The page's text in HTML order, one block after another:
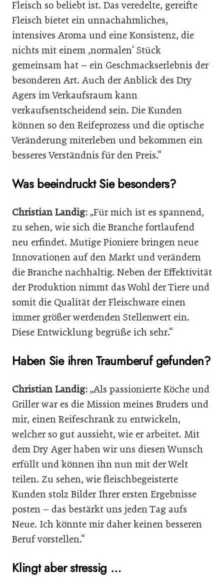
Fleisch so beliebt ist. Das veredelte, gereifte
Fleisch bietet ein unnachahmliches,
intensives Aroma und eine Konsistenz, die
nichts mit einem ,normalen‘ Stück
gemeinsam hat – ein Geschmackserlebnis der
besonderen Art. Auch der Anblick des Dry
Agers im Verkaufsraum kann
verkaufsentscheidend sein. Die Kunden
können so den Reifeprozess und die optische
Veränderung miterleben und bekommen ein
besseres Verständnis für den Preis.“
Was beeindruckt Sie besonders?
Christian Landig: „Für mich ist es spannend,
zu sehen, wie sich die Branche fortlaufend
neu erfindet. Mutige Pioniere bringen neue
Innovationen auf den Markt und verändern
die Branche nachhaltig. Neben der Effektivität
der Produktion nimmt das Wohl der Tiere und
somit die Qualität der Fleischware einen
immer größer werdenden Stellenwert ein.
Diese Entwicklung begrüße ich sehr.“
Haben Sie ihren Traumberuf gefunden?
Christian Landig: „Als passionierte Köche und
Griller war es die Mission meines Bruders und
mir, einen Reifeschrank zu entwickeln,
welcher so gut aussieht, wie er arbeitet. Mit
dem Dry Ager haben wir uns diesen Wunsch
erfüllt und können ihn nun mit der Welt
teilen. Zu sehen, wie fleischbegeisterte
Kunden stolz Bilder Ihrer ersten Ergebnisse
posten – das bestärkt uns jeden Tag aufs
Neue. Ich könnte mir daher keinen besseren
Beruf vorstellen.“
Klingt aber stressig …